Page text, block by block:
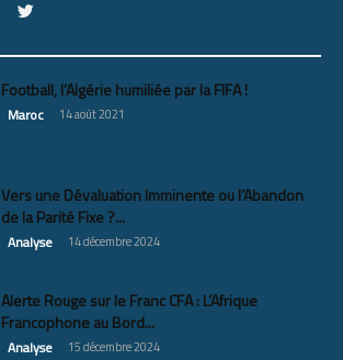
Football, l’Algérie humiliée par la FIFA !
Maroc 14 août 2021
Vers une Dévaluation Imminente ou l’Abandon
de la Parité Fixe ?...
Analyse 14 décembre 2024
Alerte Rouge sur le Franc CFA : L’Afrique
Francophone au Bord...
Analyse 15 décembre 2024